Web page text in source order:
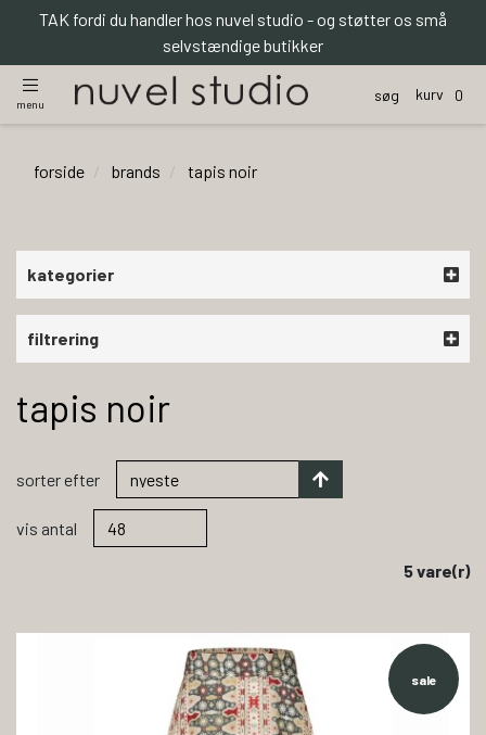
TAK fordi du handler hos nuvel studio - og støtter os små
selvstændige butikker
menu
søg kurv 0
forside brands tapis noir
kategorier
filtrering
tapis noir
sorter efter
vis antal
5 vare(r)
sale